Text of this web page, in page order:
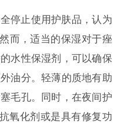
停止使用护肤品，认为
而，适当的保湿对于痤
水性保湿剂，可以确保
油分。轻薄的质地有助
毛孔。同时，在夜间护
氧化剂或是具有修复功